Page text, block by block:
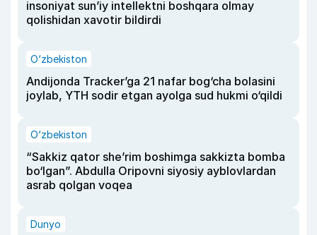
insoniyat sun’iy intellektni boshqara olmay
qolishidan xavotir bildirdi
O‘zbekiston
Andijonda Tracker’ga 21 nafar bog‘cha bolasini
joylab, YTH sodir etgan ayolga sud hukmi o‘qildi
O‘zbekiston
“Sakkiz qator she’rim boshimga sakkizta bomba
bo‘lgan”. Abdulla Oripovni siyosiy ayblovlardan
asrab qolgan voqea
Dunyo